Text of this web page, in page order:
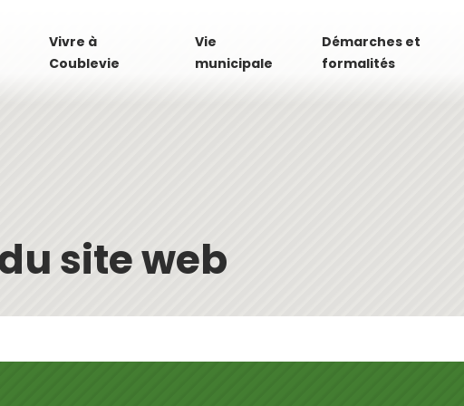
Vivre à
Coublevie
Vie
municipale
Démarches et
formalités
site web